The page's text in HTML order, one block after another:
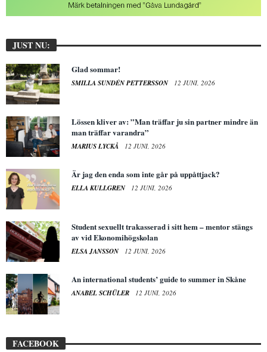
JUST NU:
Glad sommar!
SMILLA SUNDÉN PETTERSSON 12 JUNI, 2026
Lössen kliver av: ”Man träffar ju sin partner mindre än
man träffar varandra”
MARIUS LYCKÅ 12 JUNI, 2026
Är jag den enda som inte går på uppåttjack?
ELLA KULLGREN 12 JUNI, 2026
Student sexuellt trakasserad i sitt hem – mentor stängs
av vid Ekonomihögskolan
ELSA JANSSON 12 JUNI, 2026
An international students’ guide to summer in Skåne
ANABEL SCHÜLER 12 JUNI, 2026
FACEBOOK